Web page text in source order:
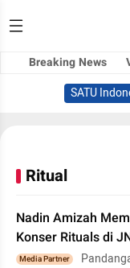
Breaking News
SATU
Ritual
Nadin Amizah
Konser Rituals di
Media Partner